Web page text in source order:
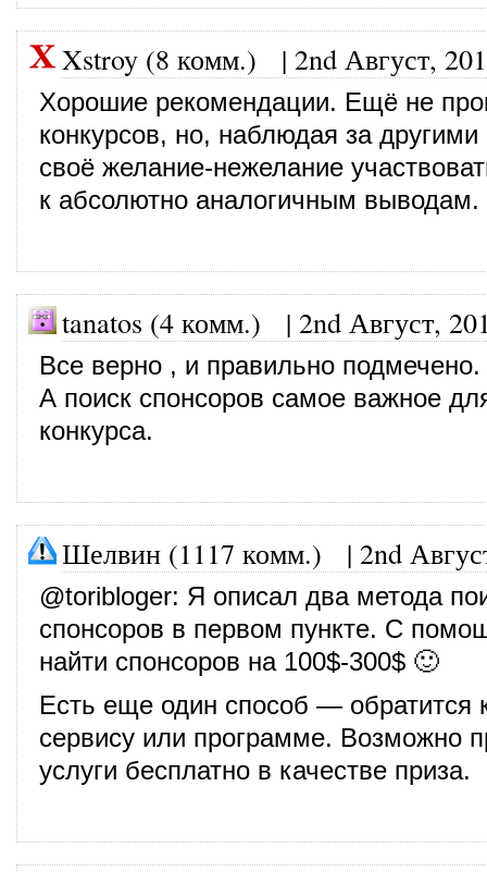
Xstroy (8 комм.) | 2nd Август,
Хорошие рекомендации. Ещё не
конкурсов, но, наблюдая за другими
своё желание-нежелание
к абсолютно аналогичным выводам.
tanatos (4 комм.) | 2nd Август,
Все верно , и правильно подмечено.
А поиск спонсоров самое важное
конкурса.
Шелвин (1117 комм.) | 2nd
@toribloger: Я описал два метода
спонсоров в первом пункте. С
найти спонсоров на 100$-300$ 🙂
Есть еще один способ — обратится
сервису или программе. Возможно
услуги бесплатно в качестве приза.